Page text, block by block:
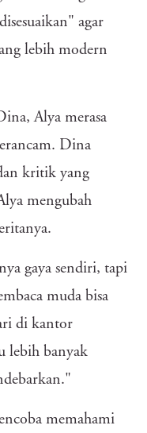
agar
lebih modern
Alya merasa
Dina
kritik yang
mengubah
gaya sendiri, tapi
muda bisa
di kantor
lebih banyak
memahami